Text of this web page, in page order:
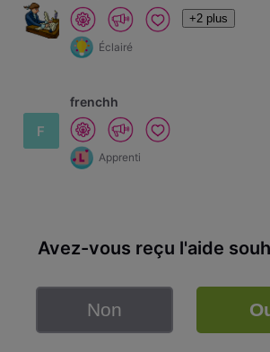
+2 plus
Éclairé
F
frenchh
Apprenti
Avez-vous reçu l'aide
Non